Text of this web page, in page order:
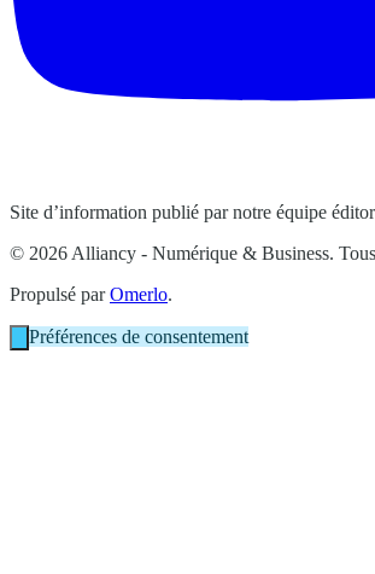
Site d’information publié par notre équipe
© 2026 Alliancy - Numérique & Business.
Propulsé parOmerlo.
Préférences de consentement